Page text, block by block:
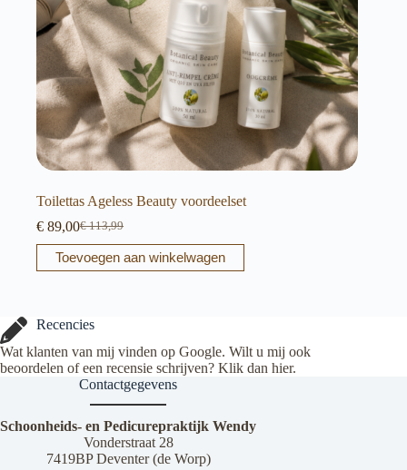
Toilettas Ageless Beauty voordeelset
€113,99
Oorspronkelijke
prijs
was:
€ 89,00Huidige
prijs
is:
Toevoegen aan winkelwagen
Recencies
Wat klanten van mij vinden op Google. Wilt u mij ook
beoordelen of een recensie schrijven? Klik dan hier.
Contactgegevens
Schoonheids- en Pedicurepraktijk Wendy
Vonderstraat 28
7419BP Deventer (de Worp)